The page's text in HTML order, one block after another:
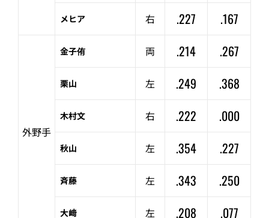
メヒア 右 .227 .167
外野手
金子侑 両 .214 .267
栗山 左 .249 .368
木村文 右 .222 .000
秋山 左 .354 .227
斉藤 左 .343 .250
大﨑 左 .208 .077